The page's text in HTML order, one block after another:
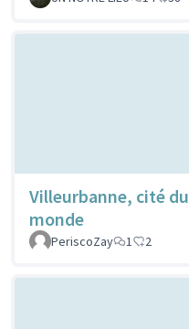
Villeurbanne, cité du
monde
PeriscoZay
1 2